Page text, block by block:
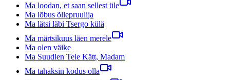
Ma loodan, et saan sellest üle
Ma lõbus õllepruulija
Ma lätsi läbi Tsergo külä
Ma märtsikuus läen merele
Ma olen väike
Ma Suudlen Teie Kätt, Madam
Ma tahaksin kodus olla